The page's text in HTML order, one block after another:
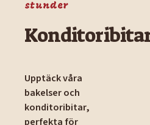
stunder
Upptäck våra
bakelser och
konditoribitar,
perfekta för